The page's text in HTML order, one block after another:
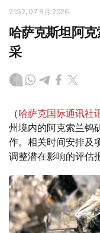
21:52, 07 8月 2026
哈萨克斯坦阿
采
（哈萨克国际通讯社
州境内的阿克索兰钨
作。相关时间安排及
调整潜在影响的评估